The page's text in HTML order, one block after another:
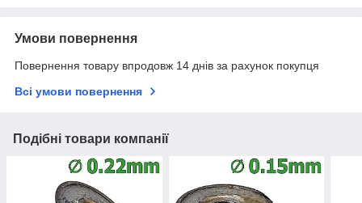
Умови повернення
Повернення товару впродовж 14 днів за рахунок покупця
Всі умови повернення
Подібні товари компанії